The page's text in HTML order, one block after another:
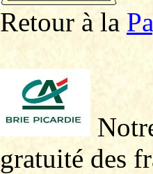
Retour à la P
gratuité des